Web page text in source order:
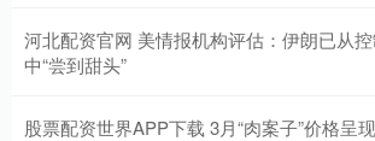
河北配资官网 美情报机构评估：伊朗已从
中“尝到甜头”
股票配资世界APP下载 3月“肉案子”价格呈